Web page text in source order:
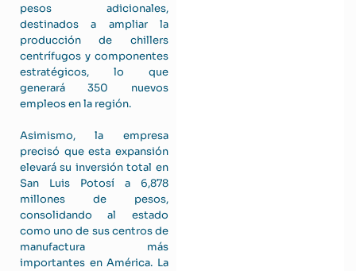
pesos adicionales,
destinados a ampliar la
producción de chillers
centrífugos y componentes
estratégicos, lo que
generará 350 nuevos
empleos en la región.
Asimismo, la empresa
precisó que esta expansión
elevará su inversión total en
San Luis Potosí a 6,878
millones de pesos,
consolidando al estado
como uno de sus centros de
manufactura más
importantes en América. La